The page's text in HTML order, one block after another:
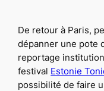
De retour à Paris,
dépanner une pote
reportage
festival Estonie
possibilité de faire